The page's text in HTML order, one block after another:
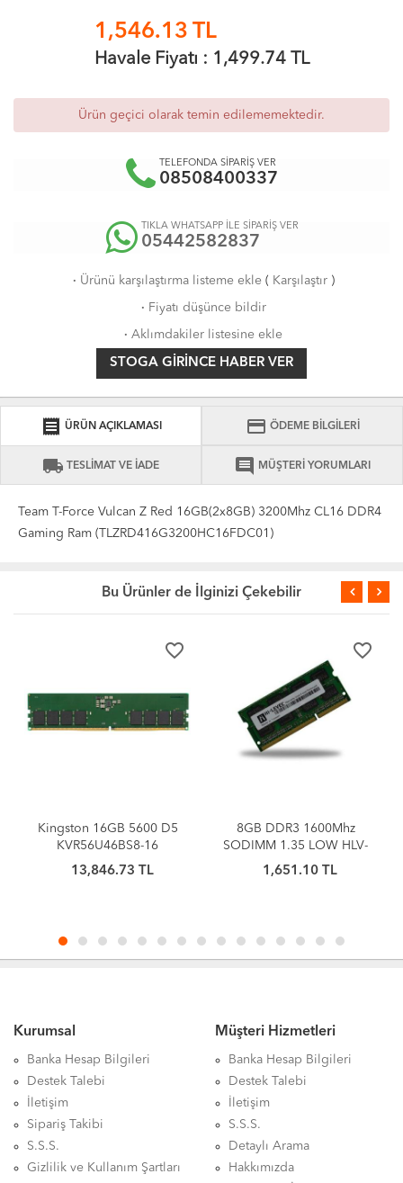
1,546.13 TL
Havale Fiyatı : 1,499.74TL
Ürün geçici olarak temin edilememektedir.
TELEFONDA SİPARİŞ VER
08508400337
TIKLA WHATSAPP İLE SİPARİŞ VER
05442582837
· Ürünü karşılaştırma listeme ekle( Karşılaştır)
· Fiyatı düşünce bildir
· Aklımdakiler listesine ekle
STOGA GIRINCE HABER VER
receipt ÜRÜN AÇIKLAMASI credit_card ÖDEME BİLGİLERİ
local_shipping TESLİMAT VE İADE comment MÜŞTERİ YORUMLARI
Team T-Force Vulcan Z Red 16GB(2x8GB) 3200Mhz CL16 DDR4
Gaming Ram (TLZRD416G3200HC16FDC01)
Bu Ürünler de İlginizi Çekebilir
5600 D5
8GB DDR3 1600Mhz
SODIMM 1.35 LOW HLV-
SOPC12800LW/8G HI-
4GB DDR3
SODIMM 1.35
Kurumsal
Banka Hesap Bilgileri
Destek Talebi
İletişim
Sipariş Takibi
S.S.S.
Gizlilik ve Kullanım Şartları
Müşteri Hizmetleri
Banka Hesap Bilgileri
Destek Talebi
İletişim
S.S.S.
Detaylı Arama
Hakkımızda